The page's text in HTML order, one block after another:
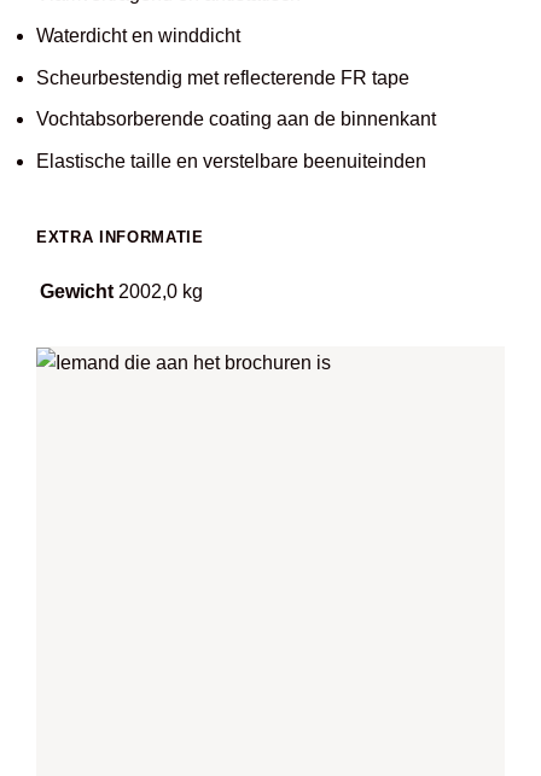
Waterdicht en winddicht
Scheurbestendig met reflecterende FR tape
Vochtabsorberende coating aan de binnenkant
Elastische taille en verstelbare beenuiteinden
EXTRA INFORMATIE
Gewicht 2002,0 kg